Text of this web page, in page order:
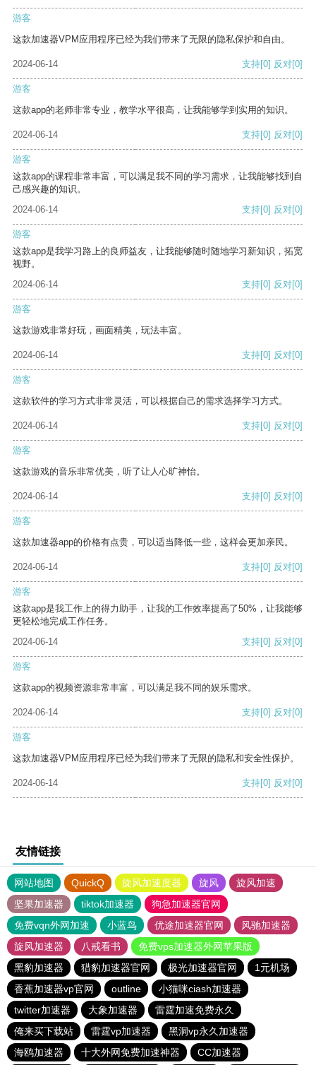
游客
这款加速器VPM应用程序已经为我们带来了无限的隐私保护和自由。
2024-06-14 支持[0] 反对[0]
游客
这款app的老师非常专业，教学水平很高，让我能够学到实用的知识。
2024-06-14 支持[0] 反对[0]
游客
这款app的课程非常丰富，可以满足我不同的学习需求，让我能够找到自
己感兴趣的知识。
2024-06-14
支持[0] 反对[0]
游客
这款app是我学习路上的良师益友，让我能够随时随地学习新知识，拓宽
视野。
2024-06-14
支持[0] 反对[0]
游客
这款游戏非常好玩，画面精美，玩法丰富。
2024-06-14 支持[0] 反对[0]
游客
这款软件的学习方式非常灵活，可以根据自己的需求选择学习方式。
2024-06-14 支持[0] 反对[0]
游客
这款游戏的音乐非常优美，听了让人心旷神怡。
2024-06-14 支持[0] 反对[0]
游客
这款加速器app的价格有点贵，可以适当降低一些，这样会更加亲民。
2024-06-14 支持[0] 反对[0]
游客
这款app是我工作上的得力助手，让我的工作效率提高了50%，让我能够
更轻松地完成工作任务。
2024-06-14
支持[0] 反对[0]
游客
这款app的视频资源非常丰富，可以满足我不同的娱乐需求。
2024-06-14 支持[0] 反对[0]
游客
这款加速器VPM应用程序已经为我们带来了无限的隐私和安全性保护。
2024-06-14 支持[0] 反对[0]
友情链接
网站地图 QuickQ 旋风加速度器 旋风
旋风加速
坚果加速器
tiktok加速器
狗急加速器官网
免费vqn外网加速
小蓝鸟 优途加速器官网
风驰加速器
旋风加速器
八戒看书
免费vps加速器外网苹果版
黑豹加速器
猎豹加速器官网 极光加速器官网
1元机场
香蕉加速器vp官网
outline
小猫咪ciash加速器
twitter加速器
大象加速器
雷霆加速免费永久
俺来买下载站
雷霆vp加速器
黑洞vp永久加速器
海鸥加速器
十大外网免费加速神器 CC加速器